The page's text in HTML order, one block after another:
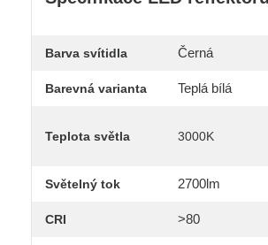
Barva svítidla Černá
Barevná varianta Teplá bílá
Teplota světla 3000K
Světelný tok 2700lm
CRI >80